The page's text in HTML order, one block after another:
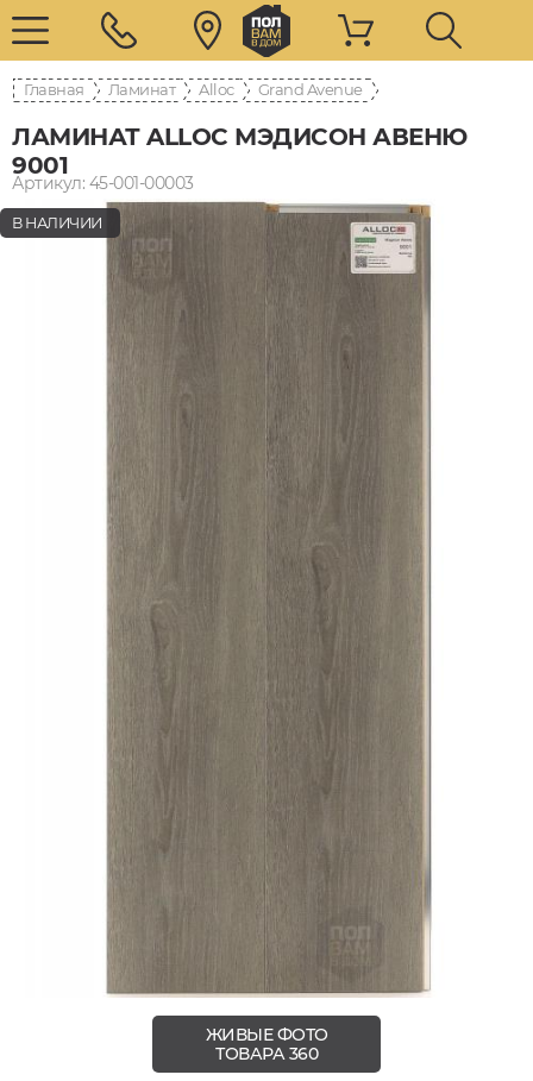
Главная Ламинат Alloc Grand Avenue
ЛАМИНАТ ALLOC МЭДИСОН АВЕНЮ
9001
Артикул: 45-001-00003
В НАЛИЧИИ
ЖИВЫЕ ФОТО
ТОВАРА 360